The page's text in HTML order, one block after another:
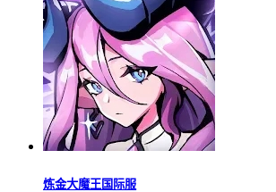
炼金大魔王国际服